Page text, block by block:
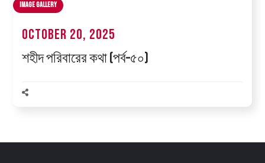
Image Gallery
October 20, 2025
শহীদ পরিবারের কথা (পর্ব–৫০)